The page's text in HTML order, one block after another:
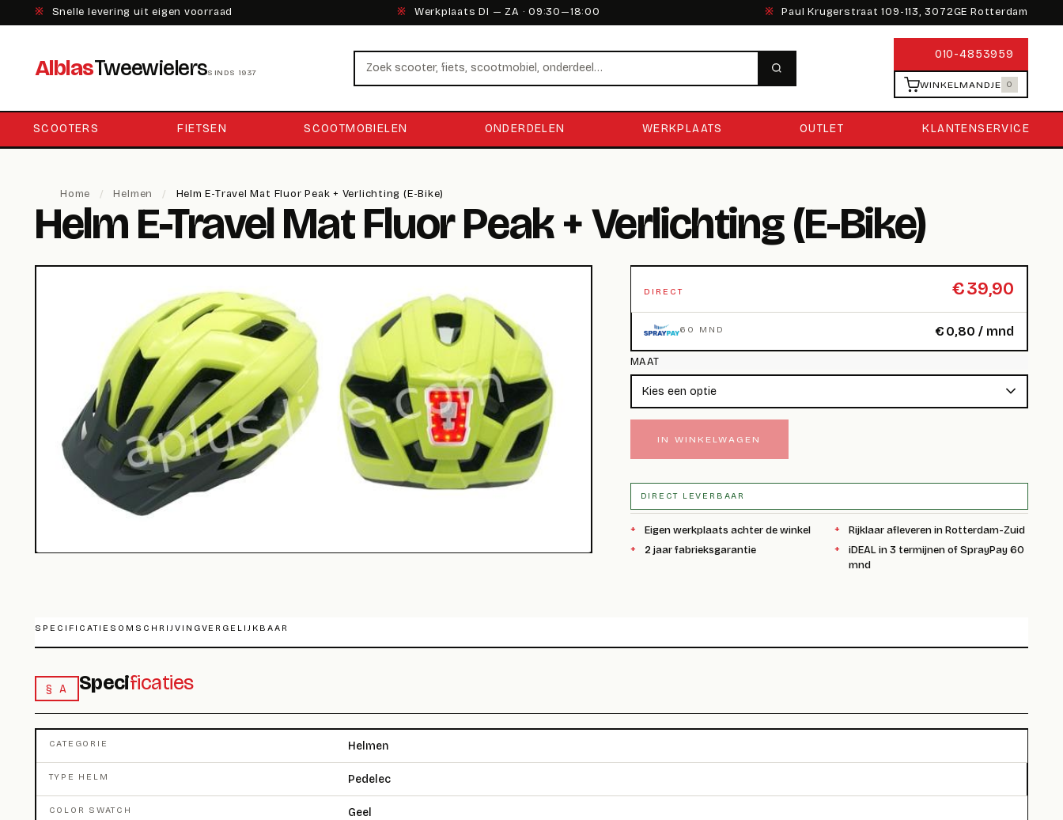
※ Snelle levering uit eigen voorraad ※ Werkplaats DI — ZA · 09:30—18:00 ※ Paul Krugerstraat 109-113, 3072GE Rotterdam
AlblasTweewielersSINDS 1937
Zoeken 010-4853959
WINKELMANDJE 0
SCOOTERS FIETSEN SCOOTMOBIELEN ONDERDELEN WERKPLAATS OUTLET KLANTENSERVICE
Home / Helmen / Helm E-Travel Mat Fluor Peak + Verlichting (E-Bike)
Helm E-Travel Mat Fluor Peak + Verlichting (E-Bike)
DIRECT €39,90
60 MND € 0,80 / mnd
MAAT
IN WINKELWAGEN
DIRECT LEVERBAAR
Eigen werkplaats achter de winkel
Rijklaar afleveren in Rotterdam-Zuid
2 jaar fabrieksgarantie
iDEAL in 3 termijnen of SprayPay 60
mnd
SPECIFICATIES OMSCHRIJVINGVERGELIJKBAAR
§ A Specificaties
CATEGORIE Helmen
TYPE HELM Pedelec
COLOR SWATCH Geel